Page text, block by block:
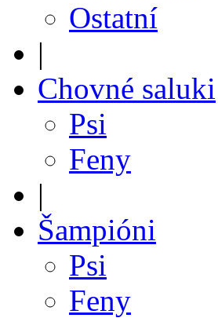
Ostatní
|
Chovné saluki
Psi
Feny
|
Šampióni
Psi
Feny